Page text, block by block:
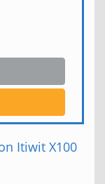
Itiwit X100